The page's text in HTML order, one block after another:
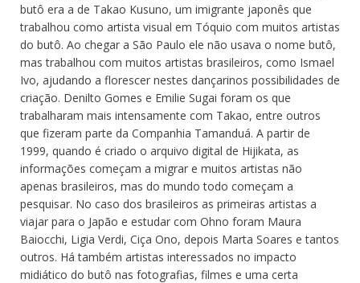
butô era a de Takao Kusuno, um imigrante japonês que
trabalhou como artista visual em Tóquio com muitos artistas
do butô. Ao chegar a São Paulo ele não usava o nome butô,
mas trabalhou com muitos artistas brasileiros, como Ismael
Ivo, ajudando a florescer nestes dançarinos possibilidades de
criação. Denilto Gomes e Emilie Sugai foram os que
trabalharam mais intensamente com Takao, entre outros
que fizeram parte da Companhia Tamanduá. A partir de
1999, quando é criado o arquivo digital de Hijikata, as
informações começam a migrar e muitos artistas não
apenas brasileiros, mas do mundo todo começam a
pesquisar. No caso dos brasileiros as primeiras artistas a
viajar para o Japão e estudar com Ohno foram Maura
Baiocchi, Ligia Verdi, Ciça Ono, depois Marta Soares e tantos
outros. Há também artistas interessados no impacto
midiático do butô nas fotografias, filmes e uma certa